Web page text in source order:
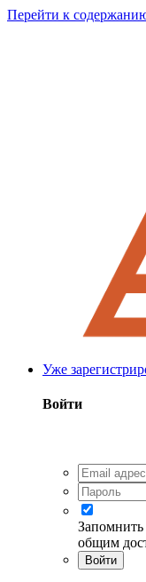
Перейти к
Уже
Войти
Запомнить
общим
Войти